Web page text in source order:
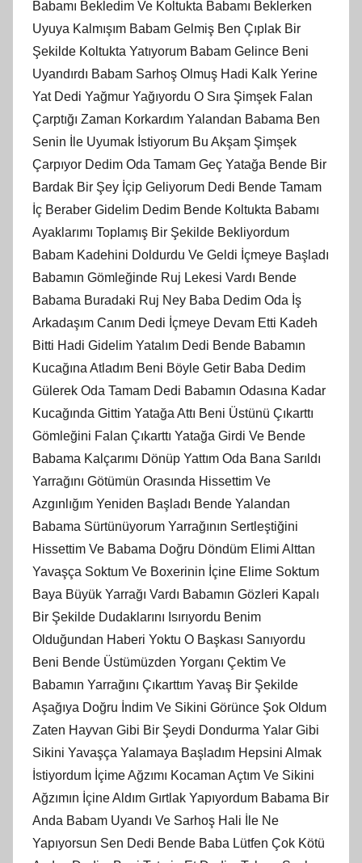
Babamı Bekledim Ve Koltukta Babamı Beklerken
Uyuya Kalmışım Babam Gelmiş Ben Çıplak Bir
Şekilde Koltukta Yatıyorum Babam Gelince Beni
Uyandırdı Babam Sarhoş Olmuş Hadi Kalk Yerine
Yat Dedi Yağmur Yağıyordu O Sıra Şimşek Falan
Çarptığı Zaman Korkardım Yalandan Babama Ben
Senin İle Uyumak İstiyorum Bu Akşam Şimşek
Çarpıyor Dedim Oda Tamam Geç Yatağa Bende Bir
Bardak Bir Şey İçip Geliyorum Dedi Bende Tamam
İç Beraber Gidelim Dedim Bende Koltukta Babamı
Ayaklarımı Toplamış Bir Şekilde Bekliyordum
Babam Kadehini Doldurdu Ve Geldi İçmeye Başladı
Babamın Gömleğinde Ruj Lekesi Vardı Bende
Babama Buradaki Ruj Ney Baba Dedim Oda İş
Arkadaşım Canım Dedi İçmeye Devam Etti Kadeh
Bitti Hadi Gidelim Yatalım Dedi Bende Babamın
Kucağına Atladım Beni Böyle Getir Baba Dedim
Gülerek Oda Tamam Dedi Babamın Odasına Kadar
Kucağında Gittim Yatağa Attı Beni Üstünü Çıkarttı
Gömleğini Falan Çıkarttı Yatağa Girdi Ve Bende
Babama Kalçarımı Dönüp Yattım Oda Bana Sarıldı
Yarrağını Götümün Orasında Hissettim Ve
Azgınlığım Yeniden Başladı Bende Yalandan
Babama Sürtünüyorum Yarrağının Sertleştiğini
Hissettim Ve Babama Doğru Döndüm Elimi Alttan
Yavaşça Soktum Ve Boxerinin İçine Elime Soktum
Baya Büyük Yarrağı Vardı Babamın Gözleri Kapalı
Bir Şekilde Dudaklarını Isırıyordu Benim
Olduğundan Haberi Yoktu O Başkası Sanıyordu
Beni Bende Üstümüzden Yorganı Çektim Ve
Babamın Yarrağını Çıkarttım Yavaş Bir Şekilde
Aşağıya Doğru İndim Ve Sikini Görünce Şok Oldum
Zaten Hayvan Gibi Bir Şeydi Dondurma Yalar Gibi
Sikini Yavaşça Yalamaya Başladım Hepsini Almak
İstiyordum İçime Ağzımı Kocaman Açtım Ve Sikini
Ağzımın İçine Aldım Gırtlak Yapıyordum Babama Bir
Anda Babam Uyandı Ve Sarhoş Hali İle Ne
Yapıyorsun Sen Dedi Bende Baba Lütfen Çok Kötü